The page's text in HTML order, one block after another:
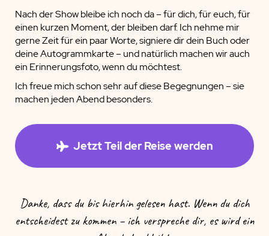
Nach der Show bleibe ich noch da – für dich, für euch, für
einen kurzen Moment, der bleiben darf. Ich nehme mir
gerne Zeit für ein paar Worte, signiere dir dein Buch oder
deine Autogrammkarte – und natürlich machen wir auch
ein Erinnerungsfoto, wenn du möchtest.
Ich freue mich schon sehr auf diese Begegnungen – sie
machen jeden Abend besonders.
Jetzt Teil der Reise werden
Danke, dass du bis hierhin gelesen hast. Wenn du dich
entscheidest zu kommen – ich verspreche dir, es wird ein